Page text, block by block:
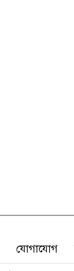
যোগাযোগ